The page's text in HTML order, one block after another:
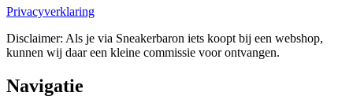
Privacyverklaring
Disclaimer: Als je via Sneakerbaron iets koopt bij een webshop,
kunnen wij daar een kleine commissie voor ontvangen.
Navigatie